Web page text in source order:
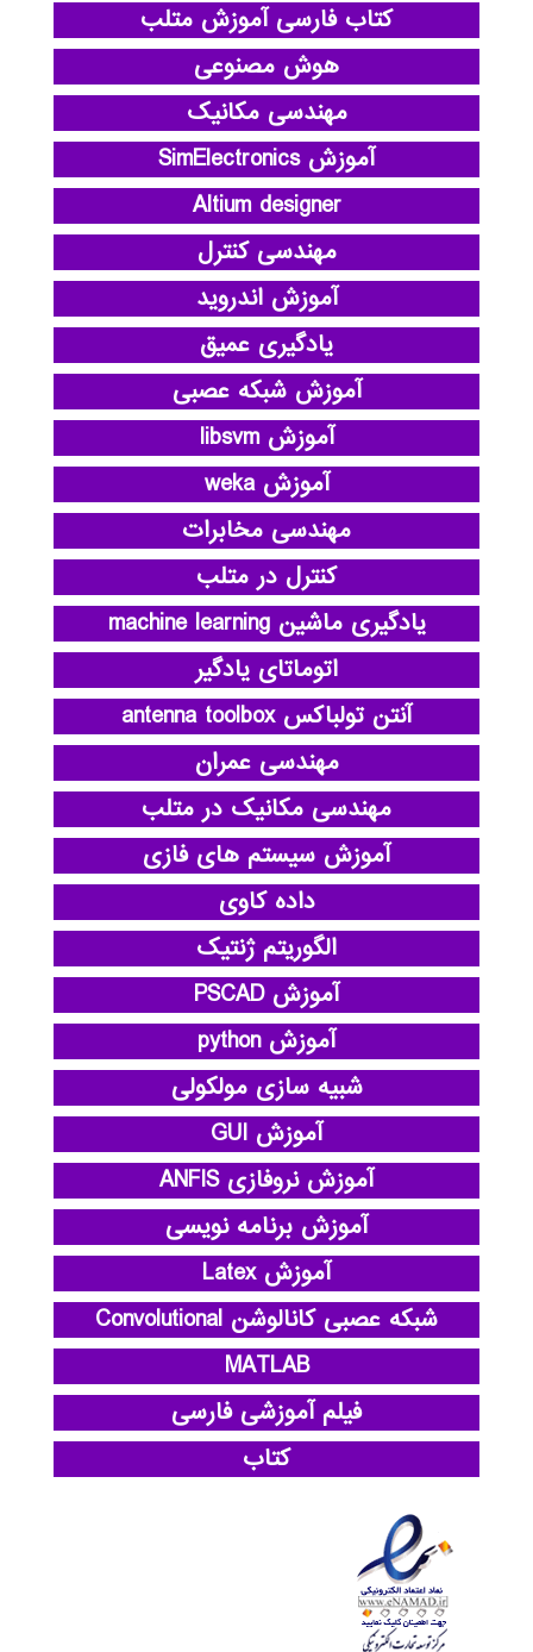
کتاب فارسی آموزش متلب
هوش مصنوعی
مهندسی مکانیک
آموزش SimElectronics
Altium designer
مهندسی کنترل
آموزش اندروید
یادگیری عمیق
آموزش شبکه عصبی
آموزش libsvm
آموزش weka
مهندسی مخابرات
کنترل در متلب
یادگیری ماشین machine learning
اتوماتای یادگیر
آنتن تولباکس antenna toolbox
مهندسی عمران
مهندسی مکانیک در متلب
آموزش سیستم های فازی
داده کاوی
الگوریتم ژنتیک
آموزش PSCAD
آموزش python
شبیه سازی مولکولی
آموزش GUI
آموزش نروفازی ANFIS
آموزش برنامه نویسی
آموزش Latex
شبکه عصبی کانالوشن Convolutional
MATLAB
فیلم آموزشی فارسی
کتاب